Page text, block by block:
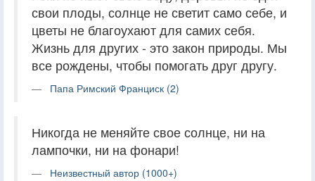
свои плоды, солнце не светит само себе, и
цветы не благоухают для самих себя.
Жизнь для других - это закон природы. Мы
все рождены, чтобы помогать друг другу.
Папа Римский Франциск (2)
Никогда не меняйте свое солнце, ни на
лампочки, ни на фонари!
Неизвестный автор (1000+)